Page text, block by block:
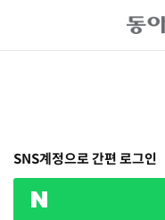
SNS계정으로 간편 로그인